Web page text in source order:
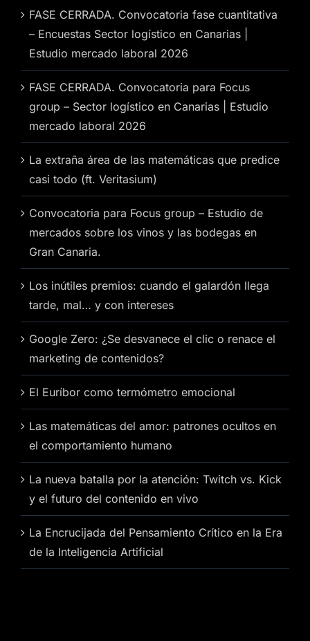
FASE CERRADA. Convocatoria fase cuantitativa
– Encuestas Sector logístico en Canarias |
Estudio mercado laboral 2026
FASE CERRADA. Convocatoria para Focus
group – Sector logístico en Canarias | Estudio
mercado laboral 2026
La extraña área de las matemáticas que predice
casi todo (ft. Veritasium)
Convocatoria para Focus group – Estudio de
mercados sobre los vinos y las bodegas en
Gran Canaria.
Los inútiles premios: cuando el galardón llega
tarde, mal… y con intereses
Google Zero: ¿Se desvanece el clic o renace el
marketing de contenidos?
El Euríbor como termómetro emocional
Las matemáticas del amor: patrones ocultos en
el comportamiento humano
La nueva batalla por la atención: Twitch vs. Kick
y el futuro del contenido en vivo
La Encrucijada del Pensamiento Crítico en la Era
de la Inteligencia Artificial